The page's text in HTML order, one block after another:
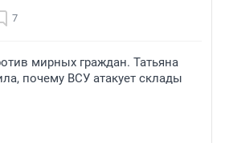
7
мирных граждан. Татьяна
почему ВСУ атакует склады